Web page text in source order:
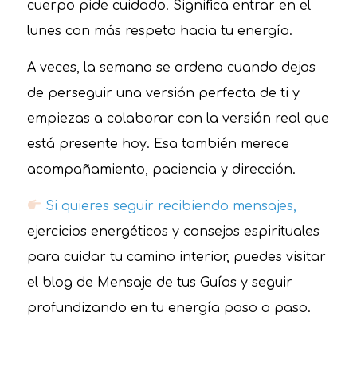
cuerpo pide cuidado. Significa entrar en el
lunes con más respeto hacia tu energía.
A veces, la semana se ordena cuando dejas
de perseguir una versión perfecta de ti y
empiezas a colaborar con la versión real que
está presente hoy. Esa también merece
acompañamiento, paciencia y dirección.
Si quieres seguir recibiendo mensajes,
ejercicios energéticos y consejos espirituales
para cuidar tu camino interior, puedes visitar
el blog de Mensaje de tus Guías y seguir
profundizando en tu energía paso a paso.